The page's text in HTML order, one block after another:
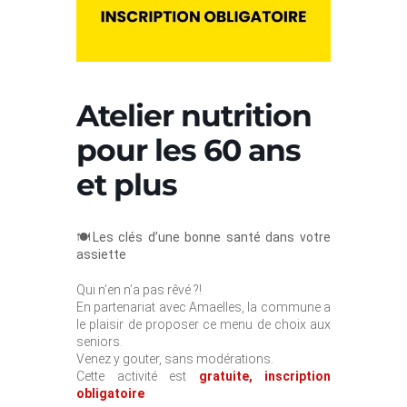
Atelier nutrition
pour les 60 ans
et plus
🍽️Les clés d’une bonne santé dans votre
assiette
Qui n’en n’a pas rêvé ?!
En partenariat avec Amaelles, la commune a
le plaisir de proposer ce menu de choix aux
seniors.
Venez y gouter, sans modérations.
Cette activité est gratuite, inscription
obligatoire